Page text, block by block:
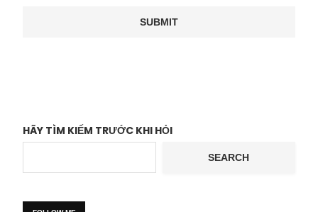
HÃY TÌM KIẾM TRƯỚC KHI HỎI
SEARCH